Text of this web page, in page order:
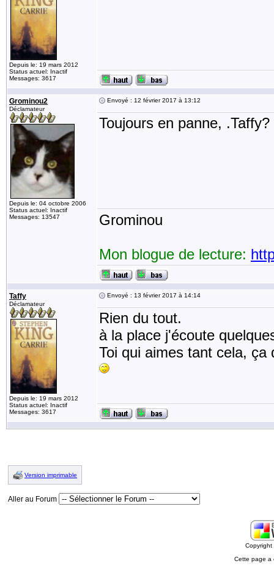
Depuis le: 19 mars 2012
Status actuel: Inactif
Messages: 3617
Grominou2
Déclamateur
Depuis le: 04 octobre 2006
Status actuel: Inactif
Messages: 13547
Envoyé : 12 février 2017 à 13:12
Toujours en panne,
Grominou
Mon blogue de lecture:
Taffy
Déclamateur
Depuis le: 19 mars 2012
Status actuel: Inactif
Messages: 3617
Envoyé : 13 février 2017 à 14:14
Rien du tout.
à la place j'écoute
Toi qui aimes tant cela,
Version imprimable
Aller au Forum
Cette page a